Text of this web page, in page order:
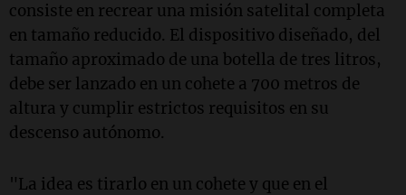
consiste en recrear una misión satelital completa
en tamaño reducido. El dispositivo diseñado, del
tamaño aproximado de una botella de tres litros,
debe ser lanzado en un cohete a 700 metros de
altura y cumplir estrictos requisitos en su
descenso autónomo.
"La idea es tirarlo en un cohete y que en el